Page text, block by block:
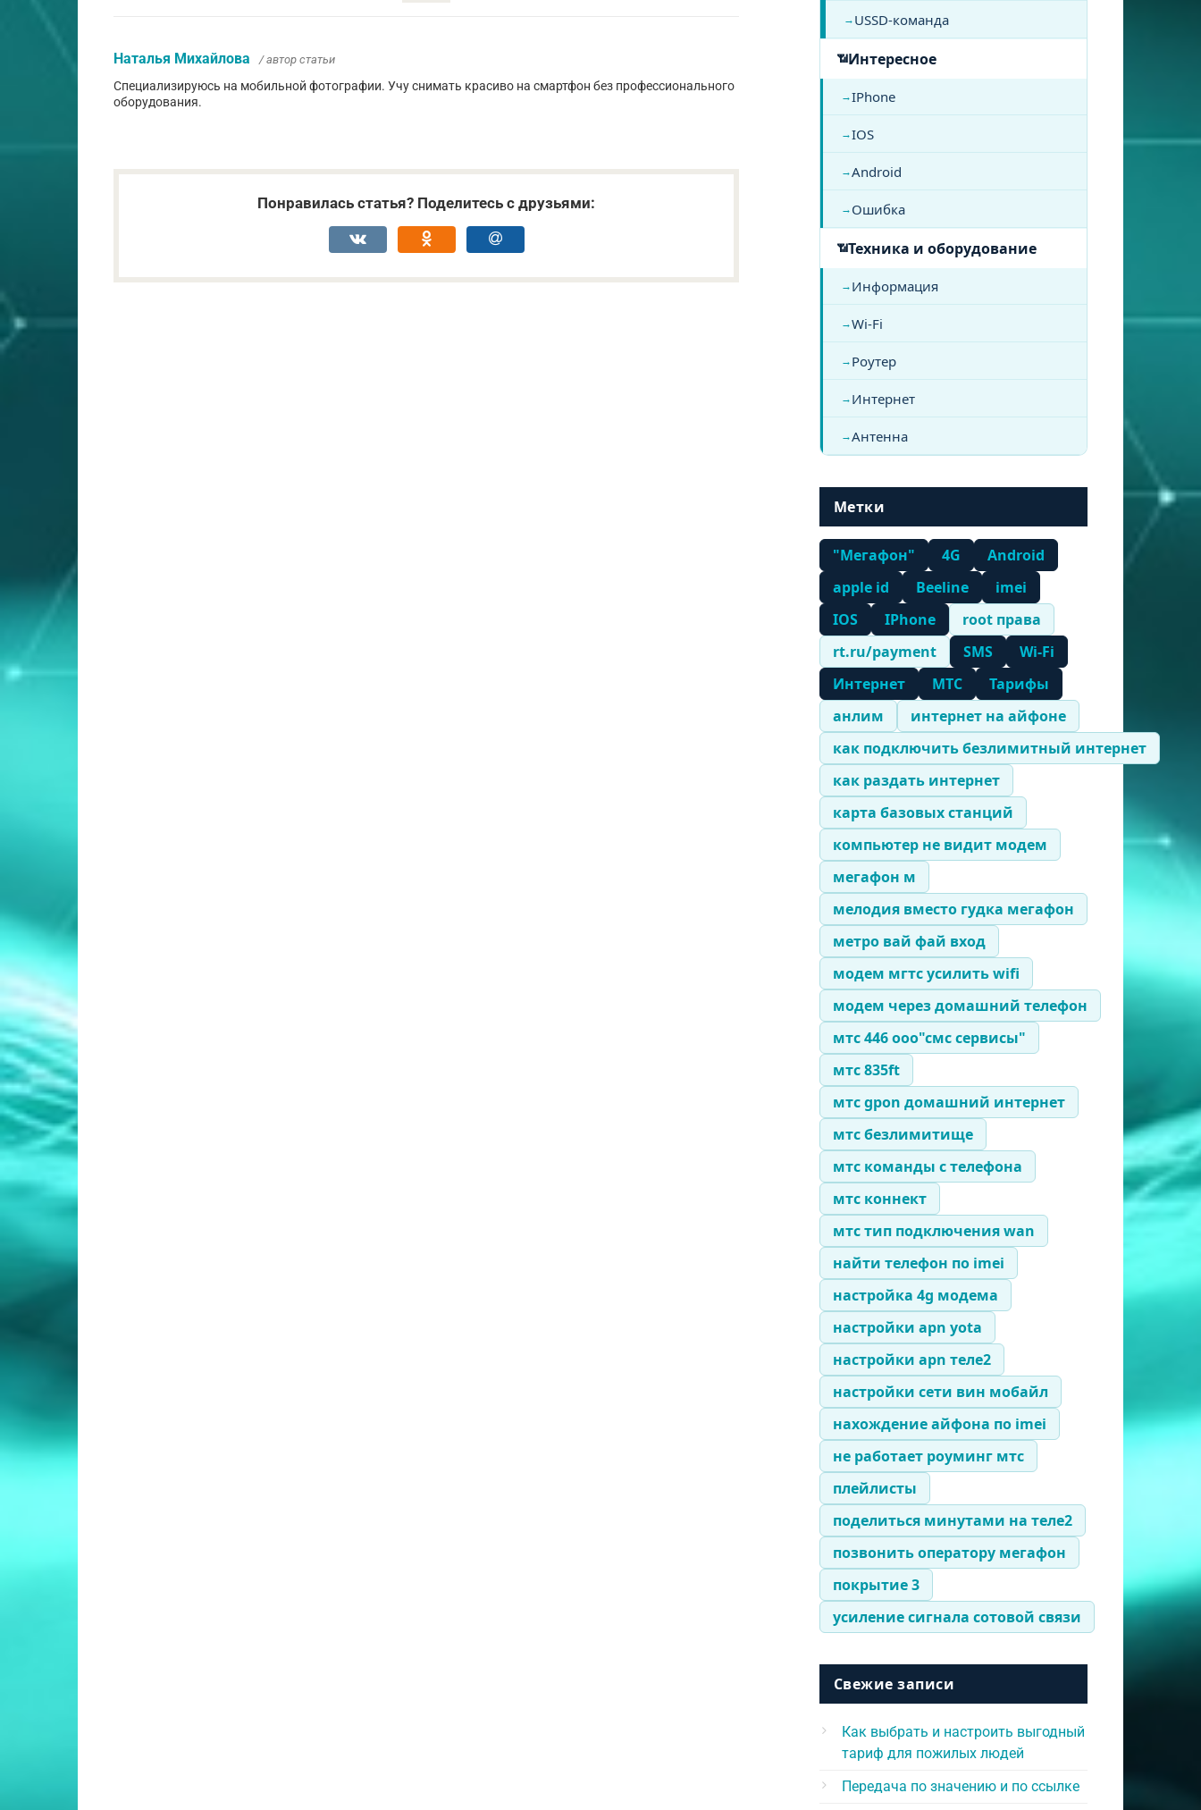
Наталья Михайлова / автор статьи
Специализируюсь на мобильной фотографии. Учу снимать красиво на смартфон без профессионального
оборудования.
Понравилась статья? Поделитесь с друзьями:
USSD-команда
Интересное
IPhone
IOS
Android
Ошибка
Техника и оборудование
Информация
Wi-Fi
Роутер
Интернет
Антенна
Метки
"Мегафон" 4G
Android
apple id
Beeline
imei
IOS
IPhone
root права
rt.ru/payment
SMS
Wi-Fi
Интернет
МТС
Тарифы
анлим
интернет на айфоне
как подключить безлимитный интернет
как раздать интернет
карта базовых станций
компьютер не видит модем
мегафон м
мелодия вместо гудка мегафон
метро вай фай вход
модем мгтс усилить wifi
модем через домашний телефон
мтс 446 ооо"смс сервисы"
мтс 835ft
мтс gpon домашний интернет
мтс безлимитище
мтс команды с телефона
мтс коннект
мтс тип подключения wan
найти телефон по imei
настройка 4g модема
настройки apn yota
настройки apn теле2
настройки сети вин мобайл
нахождение айфона по imei
не работает роуминг мтс
плейлисты
поделиться минутами на теле2
позвонить оператору мегафон
покрытие 3
усиление сигнала сотовой связи
Свежие записи
Как выбрать и настроить выгодный
тариф для пожилых людей
Передача по значению и по ссылке